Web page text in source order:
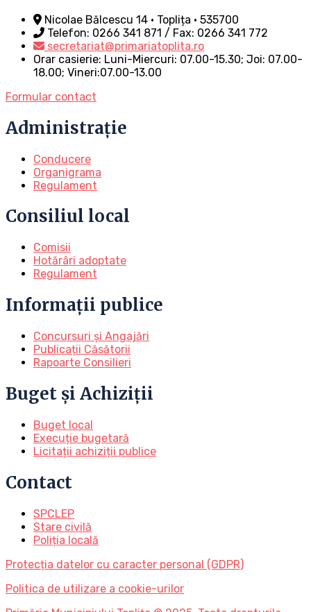
Nicolae Bălcescu 14 • Toplița • 535700
Telefon: 0266 341 871 / Fax: 0266 341 772
secretariat@primariatoplita.ro
Orar casierie: Luni-Miercuri: 07.00-15.30; Joi: 07.00-
18.00; Vineri:07.00-13.00
Formular contact
Administrație
Conducere
Organigrama
Regulament
Consiliul local
Comisii
Hotărâri adoptate
Regulament
Informații publice
Concursuri și Angajări
Publicații Căsătorii
Rapoarte Consilieri
Buget și Achiziții
Buget local
Execuție bugetară
Licitații achiziții publice
Contact
SPCLEP
Stare civilă
Poliția locală
Protecția datelor cu caracter personal (GDPR)
Politica de utilizare a cookie-urilor